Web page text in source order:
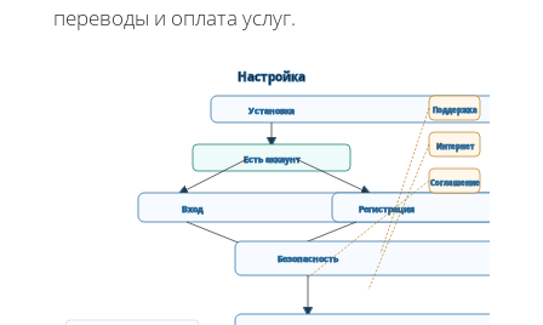
переводы и оплата услуг.
Настройка
Установка
Есть аккаунт
Вход Регистрация
Безопасность
Поддержка
Интернет
Соглашение